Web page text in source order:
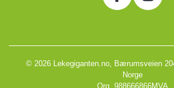
© 2026 Lekegiganten.no, Bærumsveien
Norge
Org. 988666866MVA